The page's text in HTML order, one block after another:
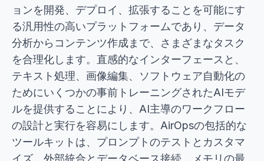
ョンを開発、デプロイ、拡張することを可能にす
る汎用性の高いプラットフォームであり、データ
分析からコンテンツ作成まで、さまざまなタスク
を合理化します。直感的なインターフェースと、
テキスト処理、画像編集、ソフトウェア自動化の
ためにいくつかの事前トレーニングされたAIモデ
ルを提供することにより、AI主導のワークフロー
の設計と実行を容易にします。AirOpsの包括的な
ツールキットは、プロンプトのテストとカスタマ
イズ、外部統合とデータベース接続、メモリの最